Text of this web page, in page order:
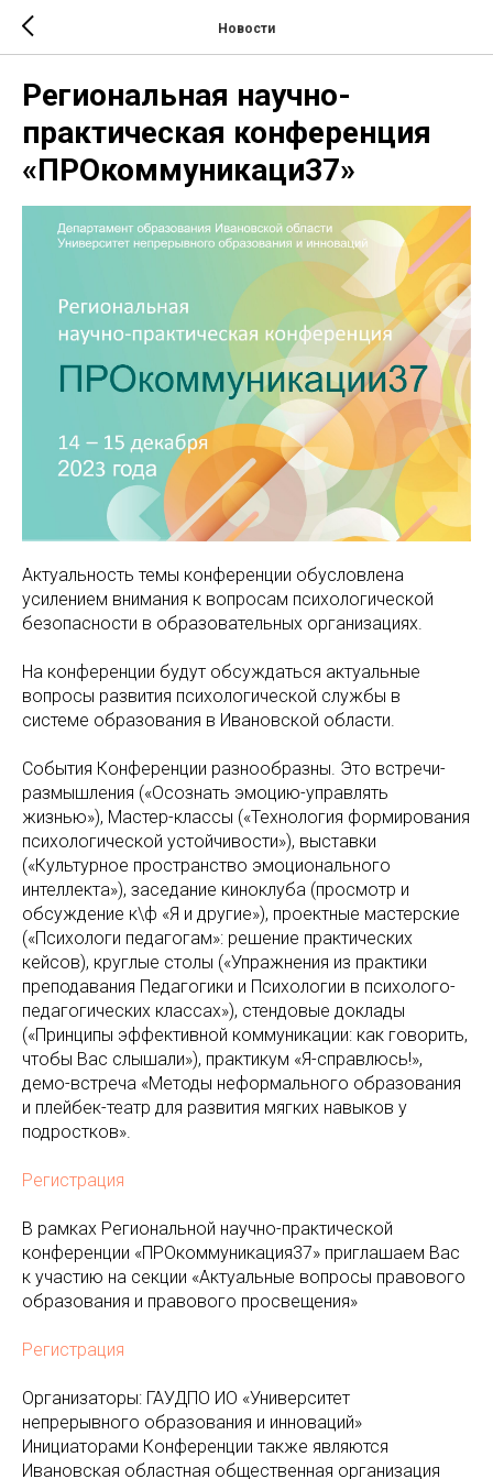
Новости
Региональная научно-
практическая конференция
«ПРОкоммуникаци37»
Актуальность темы конференции обусловлена
усилением внимания к вопросам психологической
безопасности в образовательных организациях.
На конференции будут обсуждаться актуальные
вопросы развития психологической службы в
системе образования в Ивановской области.
События Конференции разнообразны. Это встречи-
размышления («Осознать эмоцию-управлять
жизнью»), Мастер-классы («Технология формирования
психологической устойчивости»), выставки
(«Культурное пространство эмоционального
интеллекта»), заседание киноклуба (просмотр и
обсуждение к\ф «Я и другие»), проектные мастерские
(«Психологи педагогам»: решение практических
кейсов), круглые столы («Упражнения из практики
преподавания Педагогики и Психологии в психолого-
педагогических классах»), стендовые доклады
(«Принципы эффективной коммуникации: как говорить,
чтобы Вас слышали»), практикум «Я-справлюсь!»,
демо-встреча «Методы неформального образования
и плейбек-театр для развития мягких навыков у
подростков».
Регистрация
В рамках Региональной научно-практической
конференции «ПРОкоммуникация37» приглашаем Вас
к участию на секции «Актуальные вопросы правового
образования и правового просвещения»
Регистрация
Организаторы: ГАУДПО ИО «Университет
непрерывного образования и инноваций»
Инициаторами Конференции также являются
Ивановская областная общественная организация